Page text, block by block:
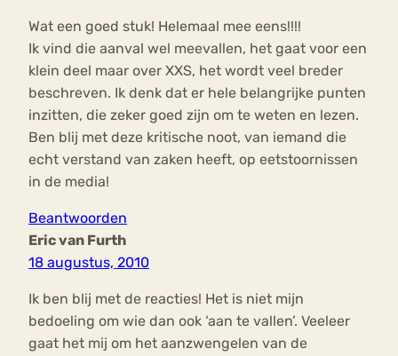
Wat een goed stuk! Helemaal mee eens!!!!
Ik vind die aanval wel meevallen, het gaat voor een
klein deel maar over XXS, het wordt veel breder
beschreven. Ik denk dat er hele belangrijke punten
inzitten, die zeker goed zijn om te weten en lezen.
Ben blij met deze kritische noot, van iemand die
echt verstand van zaken heeft, op eetstoornissen
in de media!
Beantwoorden
Eric van Furth
18 augustus, 2010
Ik ben blij met de reacties! Het is niet mijn
bedoeling om wie dan ook ‘aan te vallen’. Veeleer
gaat het mij om het aanzwengelen van de